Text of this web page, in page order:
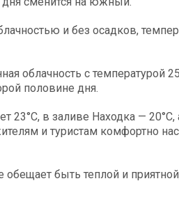
и без осадков,
облачность с температурой
половине дня.
23°C, в заливе Находка —
и туристам комфортно
быть теплой и